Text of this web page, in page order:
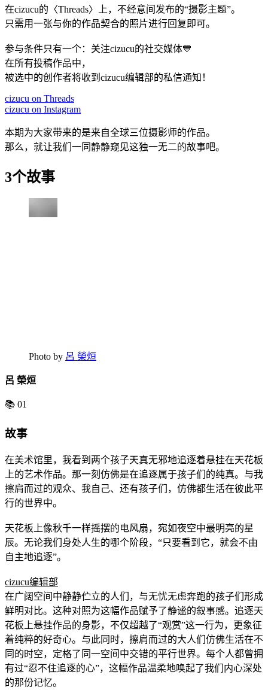
在cizucu的〈Threads〉上，不经意间发布的“摄影主题”。
只需用一张与你的作品契合的照片进行回复即可。
参与条件只有一个：关注cizucu的社交媒体💙
在所有投稿作品中，
被选中的创作者将收到cizucu编辑部的私信通知！
cizucu on Threads
cizucu on Instagram
本期为大家带来的是来自全球三位摄影师的作品。
那么，就让我们一同静静窥见这独一无二的故事吧。
3个故事
Photo by 呂 榮烜
呂 榮烜
📚 01
故事
在美术馆里，我看到两个孩子天真无邪地追逐着悬挂在天花板
上的艺术作品。那一刻仿佛是在追逐属于孩子们的纯真。与我
擦肩而过的观众、我自己、还有孩子们，仿佛都生活在彼此平
行的世界中。
天花板上像秋千一样摇摆的电风扇，宛如夜空中最明亮的星
辰。无论我们身处人生的哪个阶段，“只要看到它，就会不由
自主地追逐”。
cizucu编辑部
在广阔空间中静静伫立的人们，与无忧无虑奔跑的孩子们形成
鲜明对比。这种对照为这幅作品赋予了静谧的叙事感。追逐天
花板上悬挂作品的身影，不仅超越了“观赏”这一行为，更象征
着纯粹的好奇心。与此同时，擦肩而过的大人们仿佛生活在不
同的时空，定格了同一空间中交错的平行世界。每个人都曾拥
有过“忍不住追逐的心”，这幅作品温柔地唤起了我们内心深处
的那份记忆。